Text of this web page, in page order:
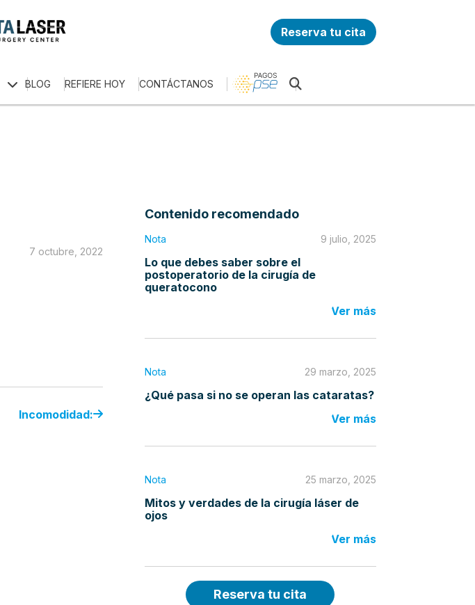
Reserva tu cita
BLOG REFIERE HOY CONTÁCTANOS
7 octubre, 2022
Incomodidad:
Contenido recomendado
Nota 9 julio, 2025
Lo que debes saber sobre el
postoperatorio de la cirugía de
queratocono
Ver más
Nota 29 marzo, 2025
¿Qué pasa si no se operan las cataratas?
Ver más
Nota 25 marzo, 2025
Mitos y verdades de la cirugía láser de
ojos
Ver más
Reserva tu cita